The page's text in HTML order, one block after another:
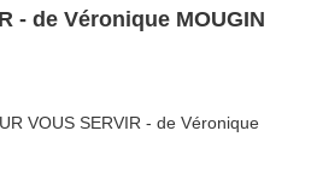
- de Véronique MOUGIN